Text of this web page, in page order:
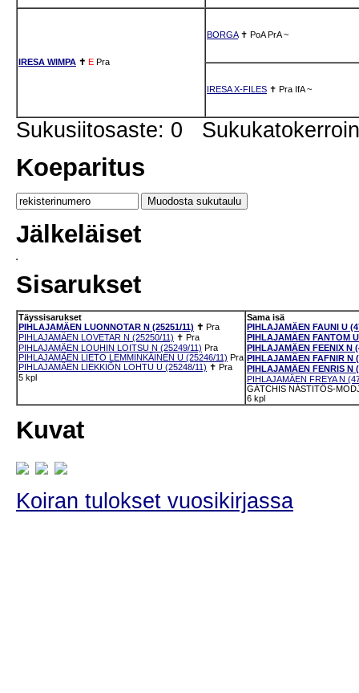
IRESA WIMPA ✝ E Pra
BORGA✝ PoA PrA ~
IRESA X-FILES ✝ Pra IfA ~
Sukusiitosaste: 0
Koeparitus
Jälkeläiset
Sisarukset
Täyssisarukset
PIHLAJAMÄEN LUONNOTAR N (25251/11) ✝ Pra
PIHLAJAMÄEN LOVETAR N (25250/11) ✝ Pra
PIHLAJAMÄEN LOUHIN LOITSU N (25249/11) Pra
PIHLAJAMÄEN LIETO LEMMINKÄINEN U (25246/11) Pra
PIHLAJAMÄEN LIEKKIÖN LOHTU U (25248/11) ✝ Pra
5 kpl
Sama isä
PIHLAJAMÄEN FAUNI U
PIHLAJAMÄEN FANTOM
PIHLAJAMÄEN FEENIX N
PIHLAJAMÄEN FAFNIR N
PIHLAJAMÄEN FENRIS N
PIHLAJAMÄEN FREYA N
GÁTCHIS NÁSTITÖS-
6 kpl
Kuvat
Koiran tulokset vuosikirjassa